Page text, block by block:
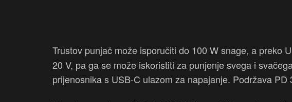
Trustov punjač može isporučiti do 100 W snage, a preko
20 V, pa ga se može iskoristiti za punjenje svega i
prijenosnika s USB-C ulazom za napajanje. Podržava